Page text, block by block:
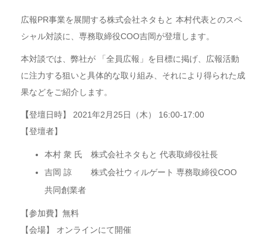
広報PR事業を展開する株式会社ネタもと 本村代表とのスペ
シャル対談に、専務取締役COO吉岡が登壇します。
本対談では、弊社が 「全員広報」を目標に掲げ、広報活動
に注力する狙いと具体的な取り組み、それにより得られた成
果などをご紹介します。
【登壇日時】 2021年2月25日（木） 16:00-17:00
【登壇者】
本村 衆 氏 株式会社ネタもと 代表取締役社長
吉岡 諒 株式会社ウィルゲート 専務取締役COO
共同創業者
【参加費】無料
【会場】 オンラインにて開催